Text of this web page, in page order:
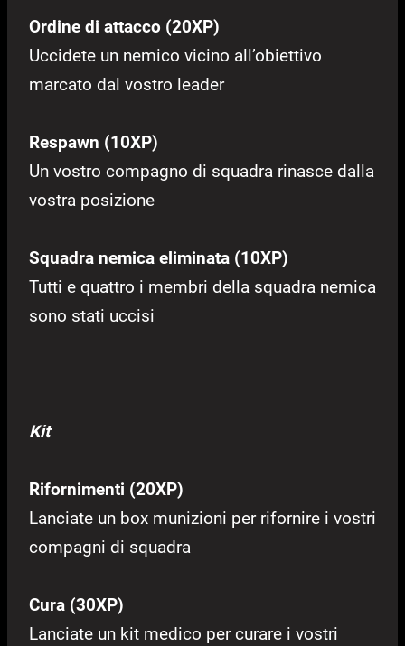
Ordine di attacco (20XP)
Uccidete un nemico vicino all’obiettivo
marcato dal vostro leader
Respawn (10XP)
Un vostro compagno di squadra rinasce dalla
vostra posizione
Squadra nemica eliminata (10XP)
Tutti e quattro i membri della squadra nemica
sono stati uccisi
Kit
Rifornimenti (20XP)
Lanciate un box munizioni per rifornire i vostri
compagni di squadra
Cura (30XP)
Lanciate un kit medico per curare i vostri